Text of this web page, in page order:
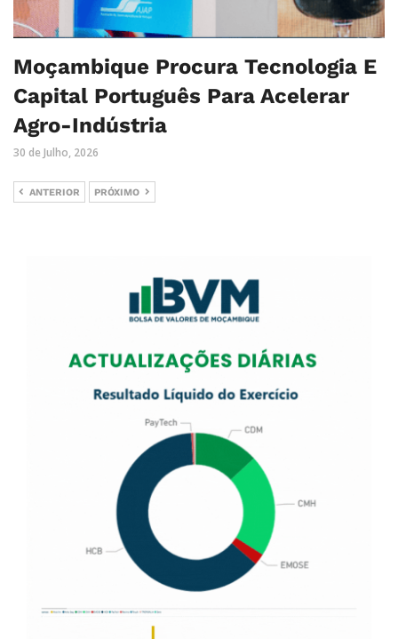
Moçambique Procura Tecnologia E
Capital Português Para Acelerar
Agro-Indústria
30 de Julho, 2026
ANTERIOR PRÓXIMO